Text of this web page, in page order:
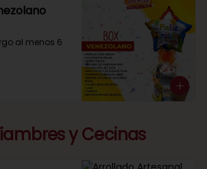
al menos 6
y Cecinas